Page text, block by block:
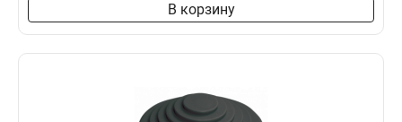
В корзину